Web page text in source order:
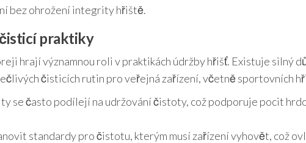
bez ohrožení integrity hřiště.
praktiky
hrají významnou roli v praktikách údržby hřišť. Existuje silný
čisticích rutin pro veřejná zařízení, včetně sportovních
se často podílejí na udržování čistoty, což podporuje pocit
standardy pro čistotu, kterým musí zařízení vyhovět, což